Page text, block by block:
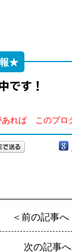
★
です！
れば このブロ
＜前の記事へ
次の記事へ